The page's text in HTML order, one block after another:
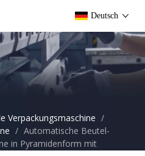
Deutsch
Verpackungsmaschine /
/ Automatische Beutel-
in Pyramidenform mit